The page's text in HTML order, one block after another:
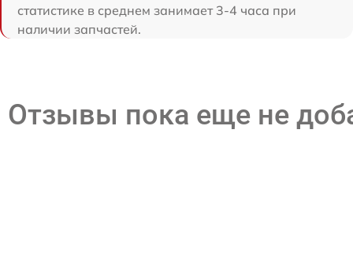
статистике в среднем занимает 3-4 часа при
наличии запчастей.
Отзывы пока еще не